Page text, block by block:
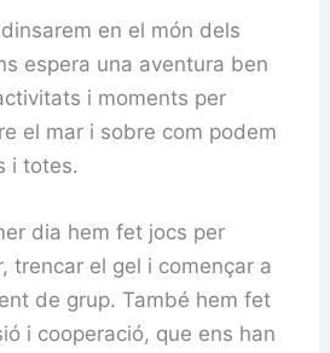
en el món dels
espera una aventura ben
i moments per
el mar i sobre com podem
i totes.
dia hem fet jocs per
trencar el gel i començar a
de grup. També hem fet
i cooperació, que ens han